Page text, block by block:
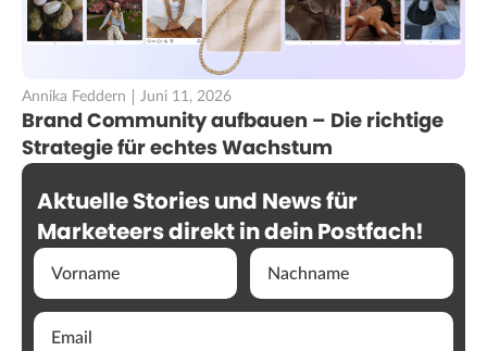
Annika Feddern Juni 11, 2026
Brand Community aufbauen – Die richtige
Strategie für echtes Wachstum
Aktuelle Stories und News für
Marketeers direkt in dein Postfach!